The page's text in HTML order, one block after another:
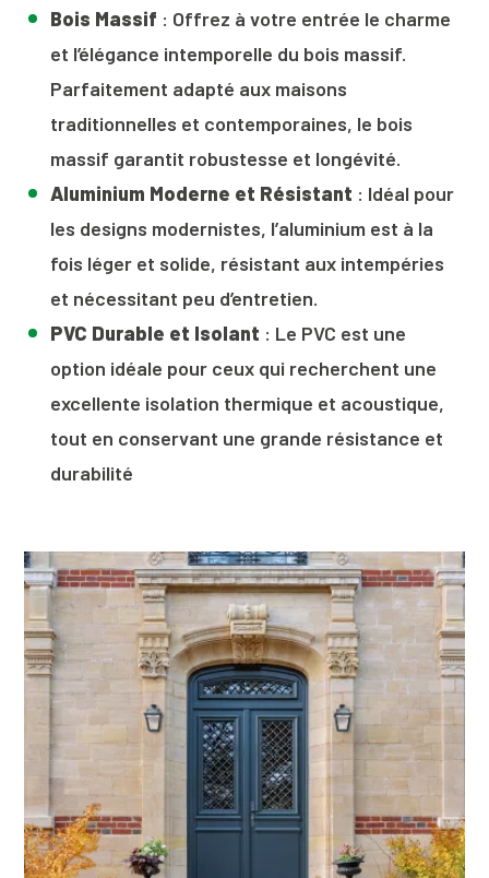
Bois Massif : Offrez à votre entrée le charme
et l’élégance intemporelle du bois massif.
Parfaitement adapté aux maisons
traditionnelles et contemporaines, le bois
massif garantit robustesse et longévité.
Aluminium Moderne et Résistant : Idéal pour
les designs modernistes, l’aluminium est à la
fois léger et solide, résistant aux intempéries
et nécessitant peu d’entretien.
PVC Durable et Isolant : Le PVC est une
option idéale pour ceux qui recherchent une
excellente isolation thermique et acoustique,
tout en conservant une grande résistance et
durabilité